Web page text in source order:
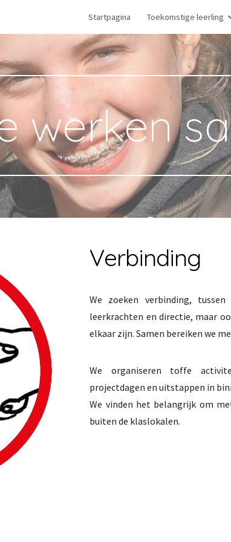
Skip
Startpagina Toekomstige leerling
werken
Verbinding
We zoeken verbinding,
leerkrachten en directie, maar
elkaar zijn. Samen bereiken we
We organiseren toffe
projectdagen en uitstappen in
We vinden het belangrijk om
buiten de klaslokalen.